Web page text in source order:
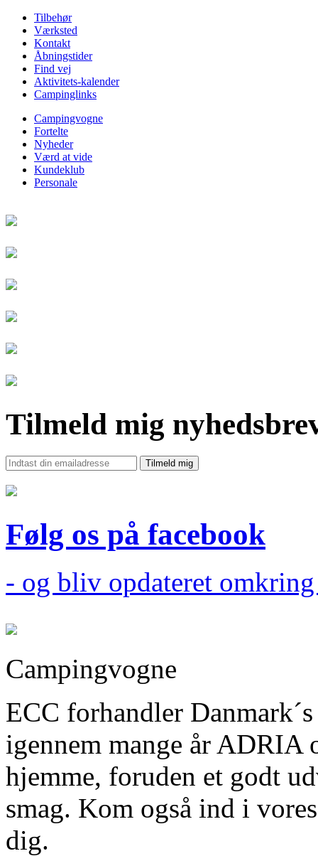
Tilbehør
Værksted
Kontakt
Åbningstider
Find vej
Aktivitets-kalender
Campinglinks
Campingvogne
Fortelte
Nyheder
Værd at vide
Kundeklub
Personale
Tilmeld mig
Følg os på facebook
- og bliv opdateret
Campingvogne
ECC forhandler
igennem mange år ADRIA
hjemme, foruden et godt
smag. Kom også ind i
dig.